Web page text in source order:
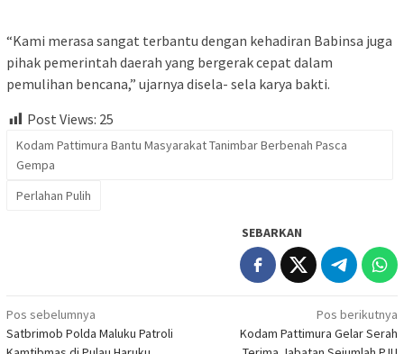
“Kami merasa sangat terbantu dengan kehadiran Babinsa juga
pihak pemerintah daerah yang bergerak cepat dalam
pemulihan bencana,” ujarnya disela- sela karya bakti.
Post Views: 25
Kodam Pattimura Bantu Masyarakat Tanimbar Berbenah Pasca
Gempa
Perlahan Pulih
SEBARKAN
Navigasi
pos
Pos sebelumnya
Satbrimob Polda Maluku Patroli
Pos berikutnya
Kodam Pattimura Gelar Serah